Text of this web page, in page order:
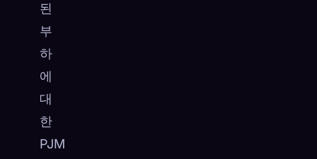
된
부
하
에
대
한
PJM